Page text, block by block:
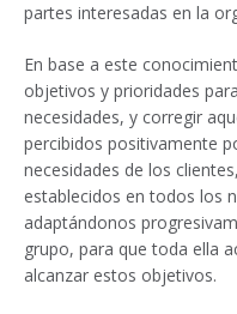
partes interesadas en la
En base a este
objetivos y prioridades
necesidades, y corregir
percibidos positivamente
necesidades de los
establecidos en todos los
adaptándonos
grupo, para que toda ella
alcanzar estos objetivos.